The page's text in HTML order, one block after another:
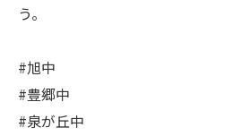
う。
#旭中
#豊郷中
#泉が丘中